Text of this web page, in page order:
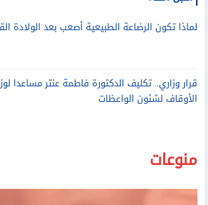
لماذا تكون الرضاعة الطبيعية أصعب بعد الولادة
قرار وزاري.. تكليف الدكتورة فاطمة عنتر مساعدا لوزير
الأوقاف لشئون الواعظات
منوعات